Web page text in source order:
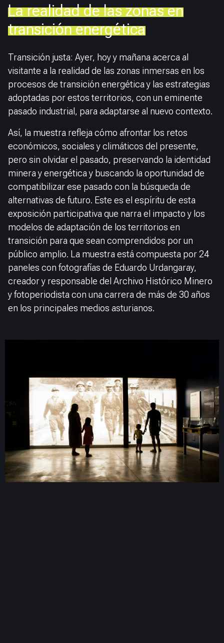
La realidad de las zonas en
transición energética
Transición justa: Ayer, hoy y mañana acerca al
visitante a la realidad de las zonas inmersas en los
procesos de transición energética y las estrategias
adoptadas por estos territorios, con un eminente
pasado industrial, para adaptarse al nuevo contexto.
Así, la muestra refleja cómo afrontar los retos
económicos, sociales y climáticos del presente,
pero sin olvidar el pasado, preservando la identidad
minera y energética y buscando la oportunidad de
compatibilizar ese pasado con la búsqueda de
alternativas de futuro. Este es el espíritu de esta
exposición participativa que narra el impacto y los
modelos de adaptación de los territorios en
transición para que sean comprendidos por un
público amplio. La muestra está compuesta por 24
paneles con fotografías de Eduardo Urdangaray,
creador y responsable del Archivo Histórico Minero
y fotoperiodista con una carrera de más de 30 años
en los principales medios asturianos.